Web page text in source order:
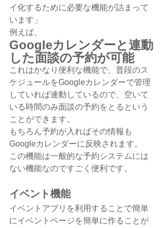
イ化するために必要な機能が詰まって
います」
例えば、
Googleカレンダーと連動
した面談の予約が可能
これはかなり便利な機能で、普段のス
ケジュールをGoogleカレンダーで管理
していれば連動しているので、空いて
いる時間のみ面談の予約をとるという
ことができます。
もちろん予約が入ればその情報も
Googleカレンダーに反映されます。
この機能は一般的な予約システムには
ない機能なのですごく便利です。
イベント機能
イベントアプリを利用することで簡単
にイベントページを簡単に作ることが